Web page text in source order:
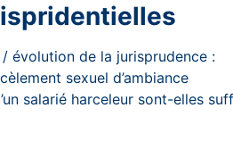
évolution de la jurisprudence :
sexuel d’ambiance
salarié harceleur sont-elles